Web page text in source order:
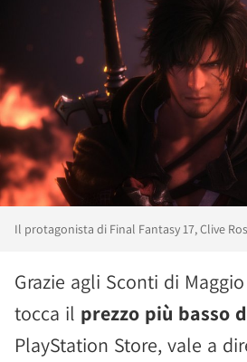
Il protagonista di Final Fantasy 17, Clive
Grazie agli Sconti di Maggio
tocca il prezzo più basso
PlayStation Store, vale a